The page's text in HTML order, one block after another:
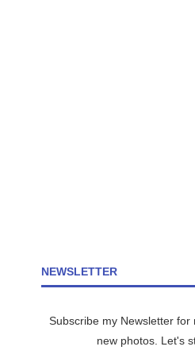
NEWSLETTER
Subscribe my Newsletter for
new photos. Let's